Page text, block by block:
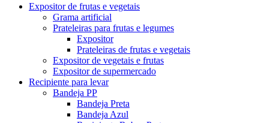
Expositor de frutas e vegetais
Grama artificial
Prateleiras para frutas e legumes
Expositor
Prateleiras de frutas e vegetais
Expositor de vegetais e frutas
Expositor de supermercado
Recipiente para levar
Bandeja PP
Bandeja Preta
Bandeja Azul